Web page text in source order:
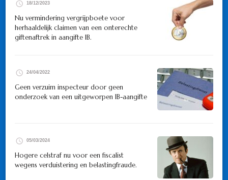
18/12/2023
Nu vermindering vergrijpboete voor
herhaaldelijk claimen van een onterechte
giftenaftrek in aangifte IB.
24/04/2022
Geen verzuim inspecteur door geen
onderzoek van een uitgeworpen IB-aangifte
05/03/2024
Hogere celstraf nu voor een fiscalist
wegens verduistering en belastingfraude.